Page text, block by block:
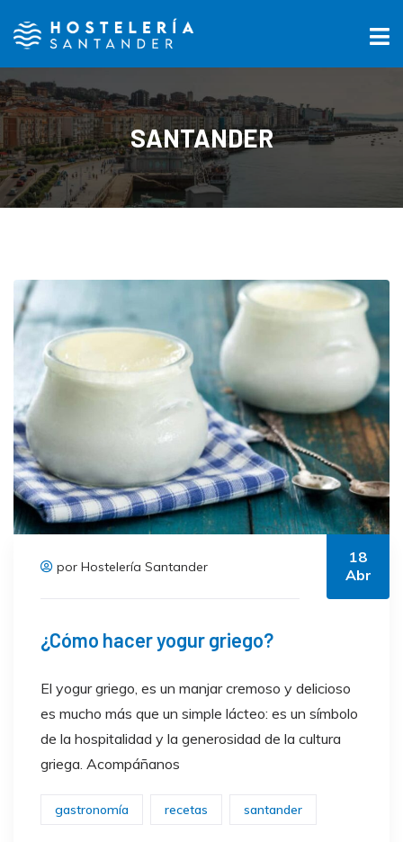
SANTANDER
por Hostelería Santander
18
Abr
¿Cómo hacer yogur griego?
El yogur griego, es un manjar cremoso y delicioso
es mucho más que un simple lácteo: es un símbolo
de la hospitalidad y la generosidad de la cultura
griega. Acompáñanos
gastronomía recetas santander